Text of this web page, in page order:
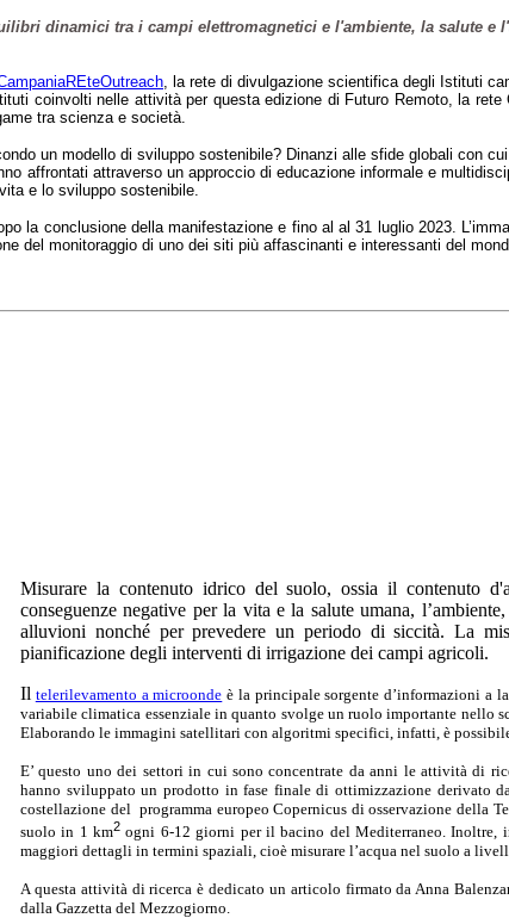
dinamici tra i campi elettromagnetici e l'ambiente, la salute e
la rete di divulgazione scientifica degli Istituti
coinvolti nelle attività per questa edizione di Futuro Remoto, la
tra scienza e società.
un modello di sviluppo sostenibile? Dinanzi alle sfide globali con
affrontati attraverso un approccio di educazione informale e
e lo sviluppo sostenibile.
la conclusione della manifestazione e fino al al 31 luglio 2023.
del monitoraggio di uno dei siti più affascinanti e interessanti del
Misurare la contenuto idrico del suolo, ossia il contenuto
conseguenze negative per la vita e la salute umana,
alluvioni nonché per prevedere un periodo di siccità. La
pianificazione degli interventi di irrigazione dei campi agricoli.
Il telerilevamento a microonde è la principale sorgente d’informazioni a
variabile climatica essenziale in quanto svolge un ruolo importante nello
Elaborando le immagini satellitari con algoritmi specifici, infatti, è
E’ questo uno dei settori in cui sono concentrate da anni le attività di
hanno sviluppato un prodotto in fase finale di ottimizzazione derivato
costellazione del programma europeo Copernicus di osservazione della
suolo in 1 km2 ogni 6-12 giorni per il bacino del Mediterraneo. Inoltre,
maggiori dettagli in termini spaziali, cioè misurare l’acqua nel suolo a
A questa attività di ricerca è dedicato un articolo firmato da Anna
dalla Gazzetta del Mezzogiorno.